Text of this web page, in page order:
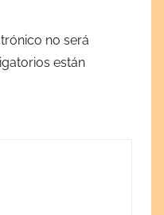
no será
están